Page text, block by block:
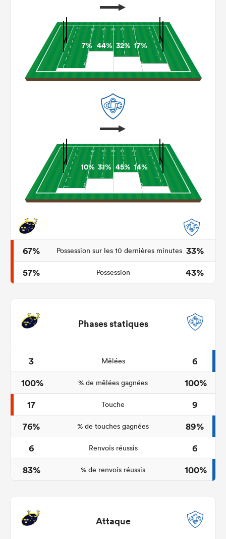
7% 44% 32% 17%
10% 31% 45% 14%
67% Possession sur les 10 dernières minutes 33%
57%
Possession 43%
Phases statiques
3 Mêlées
6
100%
% de mêlées gagnées
100%
17
Touche
9
76%
% de touches gagnées
89%
6
Renvois réussis
6
83%
% de renvois réussis 100%
Attaque